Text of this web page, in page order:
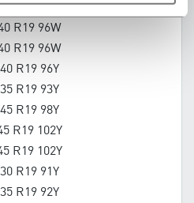
R19 91Y
R19 96W
R19 96W
R19 96Y
R19 93Y
R19 98Y
R19 102Y
R19 102Y
R19 91Y
R19 92Y